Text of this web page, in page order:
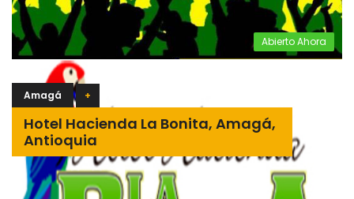
Abierto Ahora
Amagá +
Hotel Hacienda La Bonita, Amagá,
Antioquia